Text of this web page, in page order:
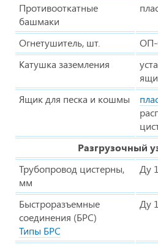
Противооткатные
башмаки
Огнетушитель, шт.
ОП-
Катушка заземления
Ящик для песка и кошмы
Разгрузочный
Трубопровод цистерны,
мм
Ду
Быстроразъемные
соединения (БРС)
Типы БРС
Ду